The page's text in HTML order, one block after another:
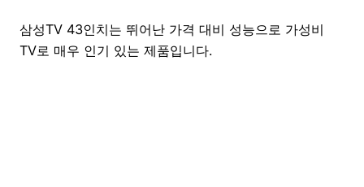
삼성TV 43인치는 뛰어난 가격 대비 성능으로 가성비
TV로 매우 인기 있는 제품입니다.